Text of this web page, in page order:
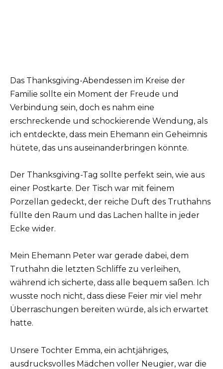
Das Thanksgiving-Abendessen im Kreise der
Familie sollte ein Moment der Freude und
Verbindung sein, doch es nahm eine
erschreckende und schockierende Wendung, als
ich entdeckte, dass mein Ehemann ein Geheimnis
hütete, das uns auseinanderbringen könnte.
Der Thanksgiving-Tag sollte perfekt sein, wie aus
einer Postkarte. Der Tisch war mit feinem
Porzellan gedeckt, der reiche Duft des Truthahns
füllte den Raum und das Lachen hallte in jeder
Ecke wider.
Mein Ehemann Peter war gerade dabei, dem
Truthahn die letzten Schliffe zu verleihen,
während ich sicherte, dass alle bequem saßen. Ich
wusste noch nicht, dass diese Feier mir viel mehr
Überraschungen bereiten würde, als ich erwartet
hatte.
Unsere Tochter Emma, ein achtjähriges,
ausdrucksvolles Mädchen voller Neugier, war die